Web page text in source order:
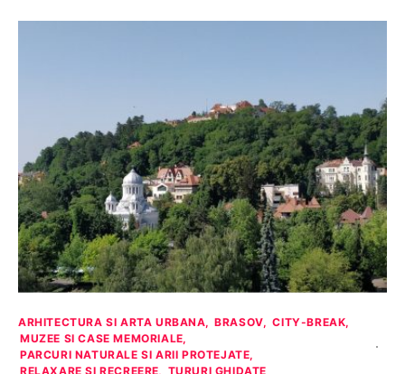
ARHITECTURA SI ARTA URBANA BRASOV
CITY-BREAK
MUZEE SI CASE MEMORIALE
PARCURI NATURALE SI ARII PROTEJATE
RELAXARE SI RECREERE
TURURI GHIDATE